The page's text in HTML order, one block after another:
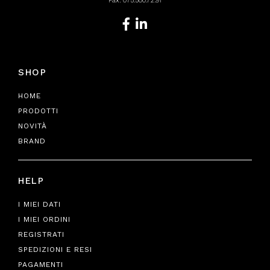
SHOP
HOME
PRODOTTI
NOVITÀ
BRAND
HELP
I MIEI DATI
I MIEI ORDINI
REGISTRATI
SPEDIZIONI E RESI
PAGAMENTI